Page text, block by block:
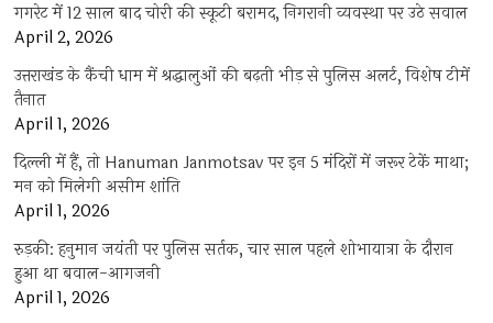
गगरेट में 12 साल बाद चोरी की स्कूटी बरामद, निगरानी व्यवस्था पर उठे सवाल
April 2, 2026
उत्तराखंड के कैंची धाम में श्रद्धालुओं की बढ़ती भीड़ से पुलिस अलर्ट, विशेष टीमें
तैनात
April 1, 2026
दिल्ली में हैं, तो Hanuman Janmotsav पर इन 5 मंदिरों में जरूर टेकें माथा;
मन को मिलेगी असीम शांति
April 1, 2026
रुड़की: हनुमान जयंती पर पुलिस सर्तक, चार साल पहले शोभायात्रा के दौरान
हुआ था बवाल-आगजनी
April 1, 2026